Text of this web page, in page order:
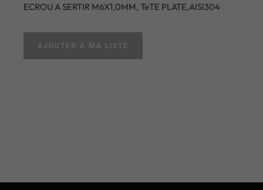
ECROU A SERTIR M6X1,0MM, TeTE PLATE,AISI304
AJOUTER À MA LISTE